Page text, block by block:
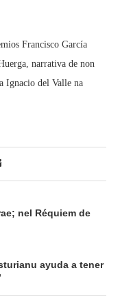
Francisco García
narrativa de non
Ignacio del Valle na
nel Réquiem de
ayuda a tener